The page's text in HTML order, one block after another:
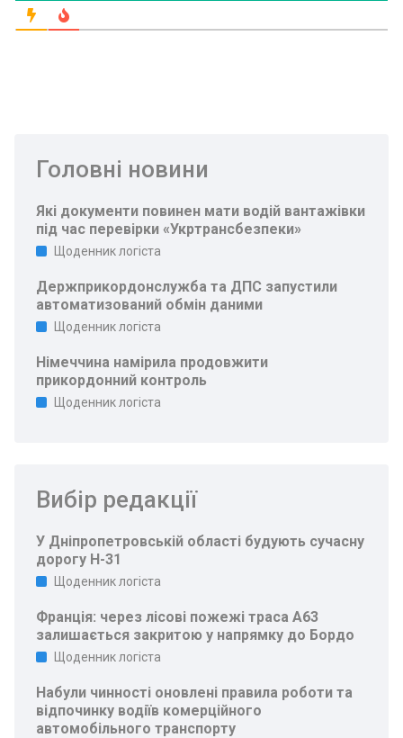
Головні новини
Які документи повинен мати водій вантажівки
під час перевірки «Укртрансбезпеки»
Щоденник логіста
Держприкордонслужба та ДПС запустили
автоматизований обмін даними
Щоденник логіста
Німеччина намірила продовжити
прикордонний контроль
Щоденник логіста
Вибір редакції
У Дніпропетровській області будують сучасну
дорогу Н-31
Щоденник логіста
Франція: через лісові пожежі траса A63
залишається закритою у напрямку до Бордо
Щоденник логіста
Набули чинності оновлені правила роботи та
відпочинку водіїв комерційного
автомобільного транспорту